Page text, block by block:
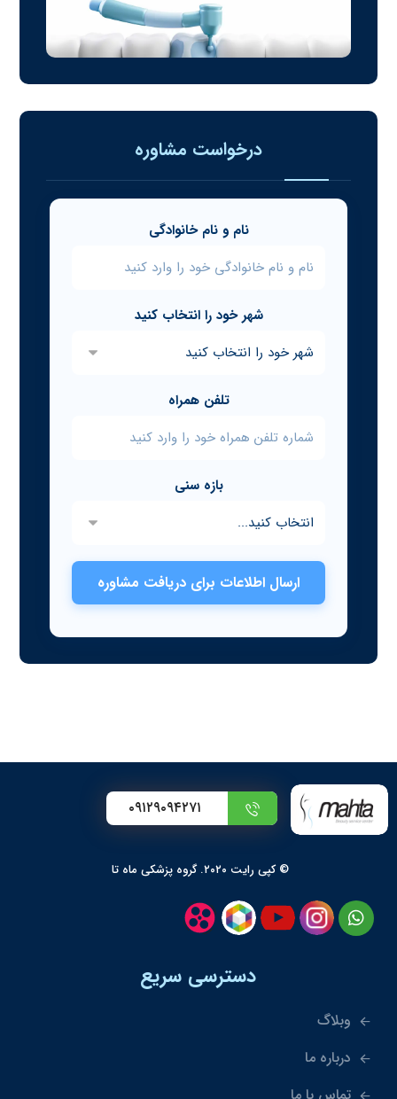
درخواست مشاوره
نام و نام خانوادگی
شهر خود را انتخاب کنید
تلفن همراه
بازه سنی
ارسال اطلاعات برای دریافت مشاوره
۰۹۱۲۹۰۹۴۲۷۱
© کپی رایت ۲۰۲۰. گروه پزشکی ماه تا
دسترسی سریع
وبلاگ
درباره ما